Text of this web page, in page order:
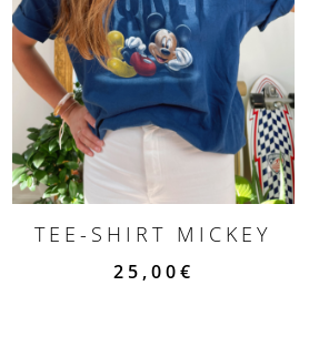
TEE-SHIRT MICKEY
25,00€